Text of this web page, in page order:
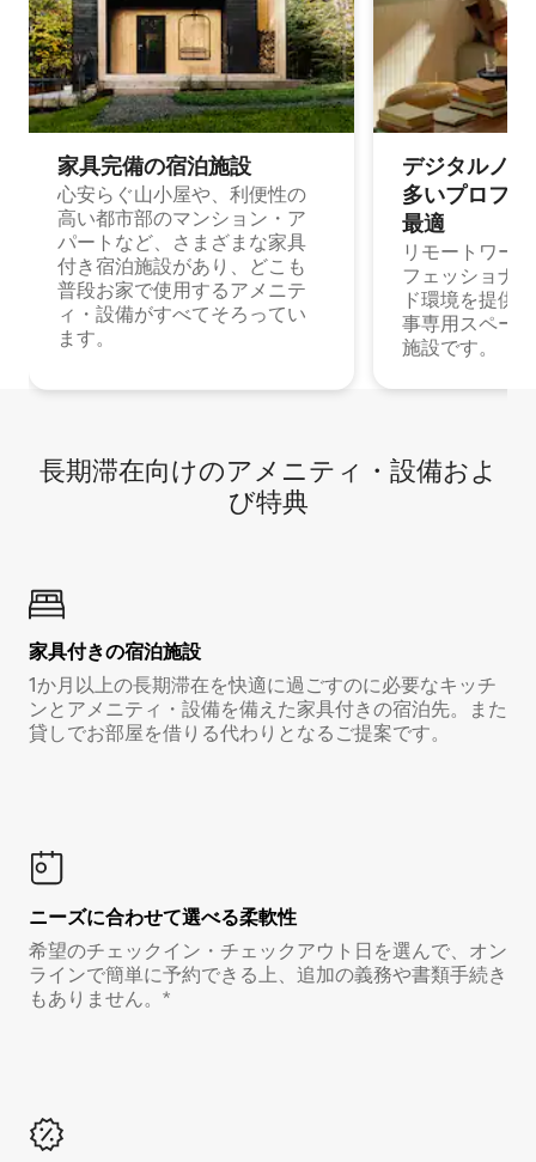
家具完備の宿⁠泊⁠施⁠設
心安らぐ山小屋や、利便性の
高い都市部のマンション・ア
パートなど、さまざまな家具
付き宿泊施設があり、どこも
普段お家で使用するアメニテ
ィ・設備がすべてそろってい
ます。
デジタルノ
多⁠いプ⁠ロ⁠フ⁠
最⁠適
リモートワー
フェッショナ
ド環境を提供
事専用スペー
施設です。
長期滞在向け⁠のア⁠メ⁠ニ⁠テ⁠ィ⁠・設⁠備⁠およ
び特⁠典
家具付き⁠の宿⁠泊⁠施⁠設
1か月以上の長期滞在を快適に過ごすのに必要なキッチ
ンとアメニティ・設備を備えた家具付きの宿泊先。また
貸しでお部屋を借りる代わりとなるご提案です。
ニーズに合わせて選べる柔軟性
希望のチェックイン・チェックアウト日を選んで、オン
ラインで簡単に予約できる上、追加の義務や書類手続き
もありません。*